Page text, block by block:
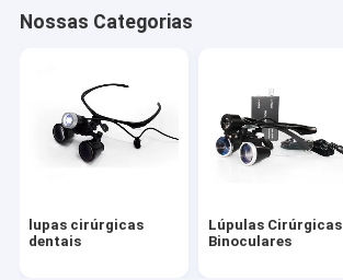
Nossas Categorias
lupas cirúrgicas
dentais
Lúpulas Cirúrgicas
Binoculares